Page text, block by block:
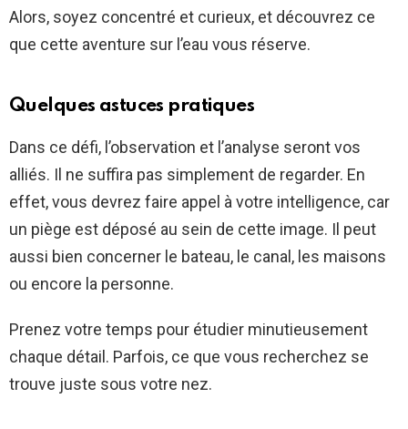
Alors, soyez concentré et curieux, et découvrez ce
que cette aventure sur l’eau vous réserve.
Quelques astuces pratiques
Dans ce défi, l’observation et l’analyse seront vos
alliés. Il ne suffira pas simplement de regarder. En
effet, vous devrez faire appel à votre intelligence, car
un piège est déposé au sein de cette image. Il peut
aussi bien concerner le bateau, le canal, les maisons
ou encore la personne.
Prenez votre temps pour étudier minutieusement
chaque détail. Parfois, ce que vous recherchez se
trouve juste sous votre nez.